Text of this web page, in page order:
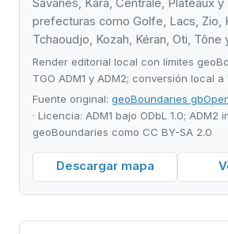
Savanes, Kara, Centrale, Plateaux
prefecturas como Golfe, Lacs, Zio,
Tchaoudjo, Kozah, Kéran, Oti, Tône
Render editorial local con límites
TGO ADM1 y ADM2; conversión local a
Fuente original: geoBoundaries
· Licencia: ADM1 bajo ODbL 1.0; ADM2
geoBoundaries como CC BY-SA 2.0
Descargar mapa